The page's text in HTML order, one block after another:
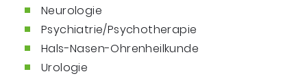
Neurologie
Psychiatrie/Psychotherapie
Hals-Nasen-Ohrenheilkunde
Urologie